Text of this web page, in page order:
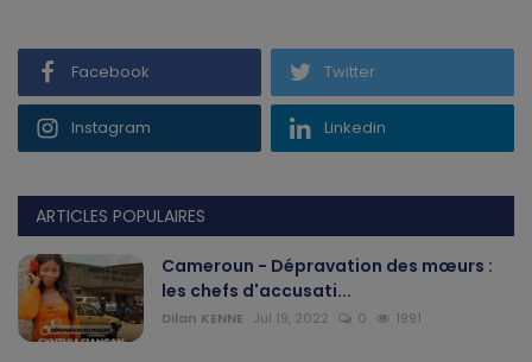
Vidéos
Société
Échos des collectivités
Chroniques
Nécrologie
Facebook Twitter
Instagram Linkedin
ARTICLES POPULAIRES
Cameroun - Dépravation des mœurs :
les chefs d'accusati...
Dilan KENNE Jul 19, 2022 0 1991